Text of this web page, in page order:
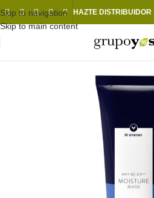
Skip to navigation
Skip to main content
HAZTE DISTRIBUIDOR